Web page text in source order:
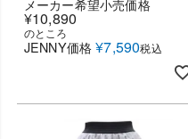
メーカー希望小売価格
¥10,890
のところ
JENNY価格 ¥7,590税込